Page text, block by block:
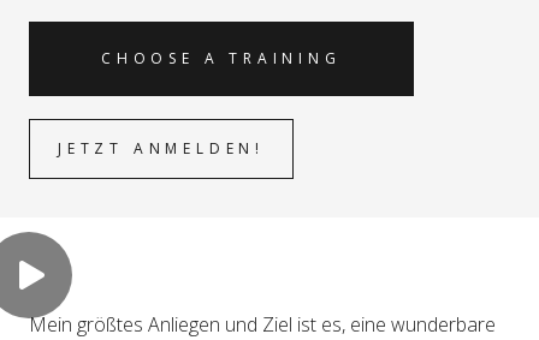
CHOOSE A TRAINING
JETZT ANMELDEN!
Mein größtes Anliegen und Ziel ist es, eine wunderbare